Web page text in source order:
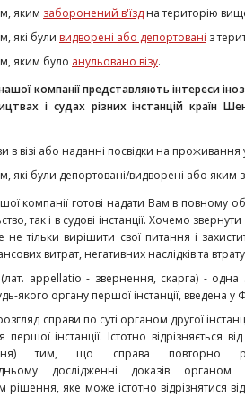
яким заборонений в'їзд на територію
які були видворені або депортовані з
яким було анульовано візу.
компанії представляють інтереси
і судах різних інстанцій країн
в візі або наданні посвідки на проживання
які були депортовані/видворені або яким
компанії готові надати Вам в повному
так і в судові інстанції. Хочемо
не тільки вирішити свої питання і
витрат, негативних наслідків та
appellatio - звернення, скарга) -
якого органу першої інстанції, введена у
справи по суті органом другої
інстанції. Істотно відрізняється від
тим, що справа повторно
дослідженні доказів органом
рішення, яке може істотно відрізнятися